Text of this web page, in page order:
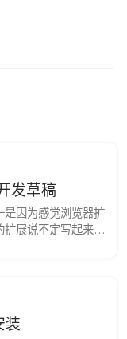
发草稿
是因为感觉浏览器扩
展说不定写起来还
器扩展上手真的是
过程中的一些关键
装